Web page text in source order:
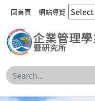
回首頁 網站導覽